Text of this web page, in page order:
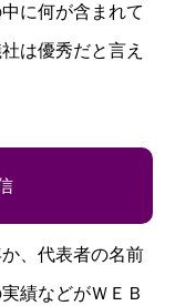
に何が含まれて
は優秀だと言え
、代表者の名前
績などがＷＥＢ